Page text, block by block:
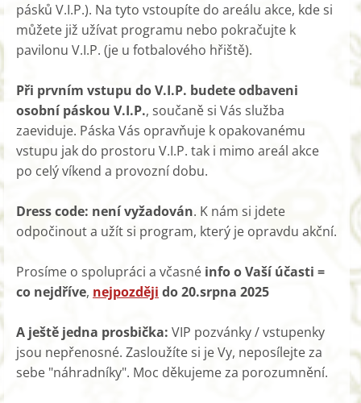
pásků V.I.P.). Na tyto vstoupíte do areálu akce, kde si
můžete již užívat programu nebo pokračujte k
pavilonu V.I.P. (je u fotbalového hřiště).
Při prvním vstupu do V.I.P. budete odbaveni
osobní páskou V.I.P., součaně si Vás služba
zaeviduje. Páska Vás opravňuje k opakovanému
vstupu jak do prostoru V.I.P. tak i mimo areál akce
po celý víkend a provozní dobu.
Dress code: není vyžadován. K nám si jdete
odpočinout a užít si program, který je opravdu akční.
Prosíme o spolupráci a včasné info o Vaší účasti =
co nejdříve, nejpozději do 20.srpna 2025
A ještě jedna prosbička: VIP pozvánky / vstupenky
jsou nepřenosné. Zasloužíte si je Vy, neposílejte za
sebe "náhradníky". Moc děkujeme za porozumnění.